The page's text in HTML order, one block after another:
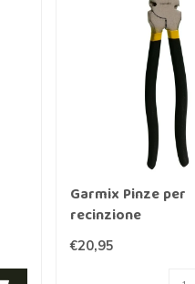
Garmix Pinze per
recinzione
€20,95